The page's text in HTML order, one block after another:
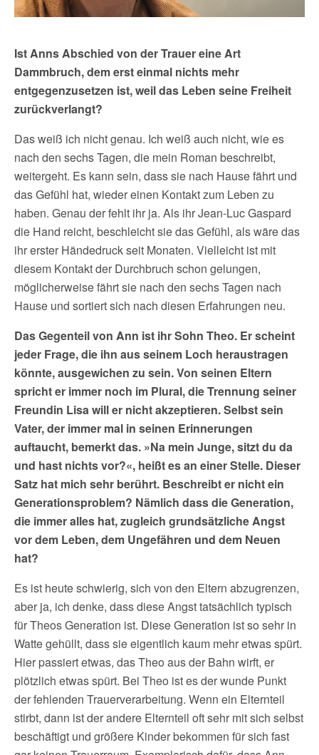
Ist Anns Abschied von der Trauer eine Art
Dammbruch, dem erst einmal nichts mehr
entgegenzusetzen ist, weil das Leben seine Freiheit
zurückverlangt?
Das weiß ich nicht genau. Ich weiß auch nicht, wie es
nach den sechs Tagen, die mein Roman beschreibt,
weitergeht. Es kann sein, dass sie nach Hause fährt und
das Gefühl hat, wieder einen Kontakt zum Leben zu
haben. Genau der fehlt ihr ja. Als ihr Jean-Luc Gaspard
die Hand reicht, beschleicht sie das Gefühl, als wäre das
ihr erster Händedruck seit Monaten. Vielleicht ist mit
diesem Kontakt der Durchbruch schon gelungen,
möglicherweise fährt sie nach den sechs Tagen nach
Hause und sortiert sich nach diesen Erfahrungen neu.
Das Gegenteil von Ann ist ihr Sohn Theo. Er scheint
jeder Frage, die ihn aus seinem Loch heraustragen
könnte, ausgewichen zu sein. Von seinen Eltern
spricht er immer noch im Plural, die Trennung seiner
Freundin Lisa will er nicht akzeptieren. Selbst sein
Vater, der immer mal in seinen Erinnerungen
auftaucht, bemerkt das. »Na mein Junge, sitzt du da
und hast nichts vor?«, heißt es an einer Stelle. Dieser
Satz hat mich sehr berührt. Beschreibt er nicht ein
Generationsproblem? Nämlich dass die Generation,
die immer alles hat, zugleich grundsätzliche Angst
vor dem Leben, dem Ungefähren und dem Neuen
hat?
Es ist heute schwierig, sich von den Eltern abzugrenzen,
aber ja, ich denke, dass diese Angst tatsächlich typisch
für Theos Generation ist. Diese Generation ist so sehr in
Watte gehüllt, dass sie eigentlich kaum mehr etwas spürt.
Hier passiert etwas, das Theo aus der Bahn wirft, er
plötzlich etwas spürt. Bei Theo ist es der wunde Punkt
der fehlenden Trauerverarbeitung. Wenn ein Elternteil
stirbt, dann ist der andere Elternteil oft sehr mit sich selbst
beschäftigt und größere Kinder bekommen für sich fast